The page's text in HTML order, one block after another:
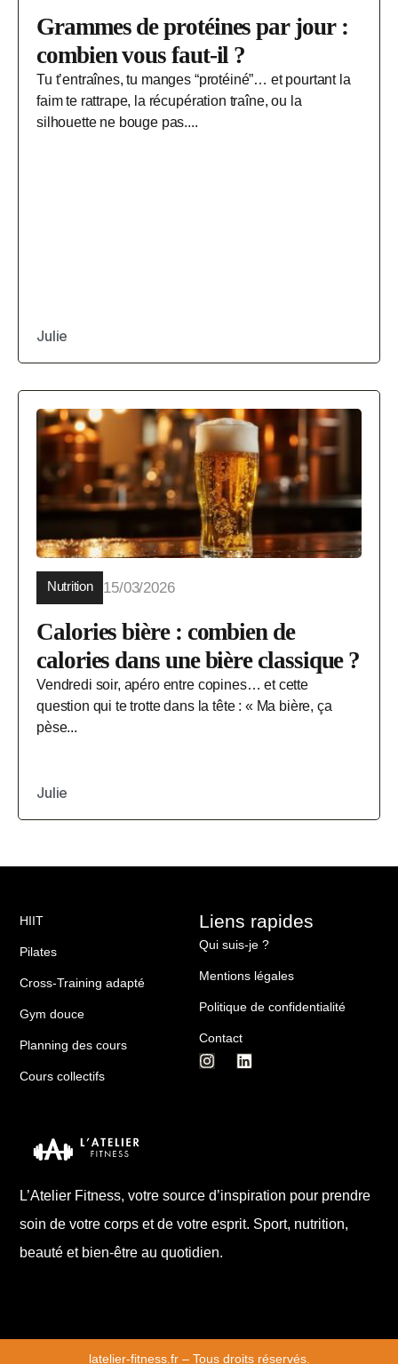
Grammes de protéines par jour :
combien vous faut-il ?
Tu t’entraînes, tu manges “protéiné”… et pourtant la
faim te rattrape, la récupération traîne, ou la
silhouette ne bouge pas....
Julie
Nutrition 15/03/2026
Calories bière : combien de
calories dans une bière classique ?
Vendredi soir, apéro entre copines… et cette
question qui te trotte dans la tête : « Ma bière, ça
pèse...
Julie
L’Atelier Fitness, votre source d’inspiration pour prendre
soin de votre corps et de votre esprit. Sport, nutrition,
beauté et bien-être au quotidien.
Liens rapides
Qui suis-je ?
Mentions légales
Politique de confidentialité
Contact
HIIT
Pilates
Cross-Training adapté
Gym douce
Planning des cours
Cours collectifs
latelier-fitness.fr – Tous droits réservés.